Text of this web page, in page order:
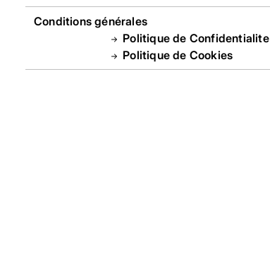
Conditions générales
Politique de Confidentialite
Politique de Cookies